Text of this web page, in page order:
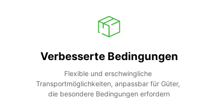
Verbesserte Bedingungen
Flexible und erschwingliche
Transportmöglichkeiten, anpassbar für Güter,
die besondere Bedingungen erfordern